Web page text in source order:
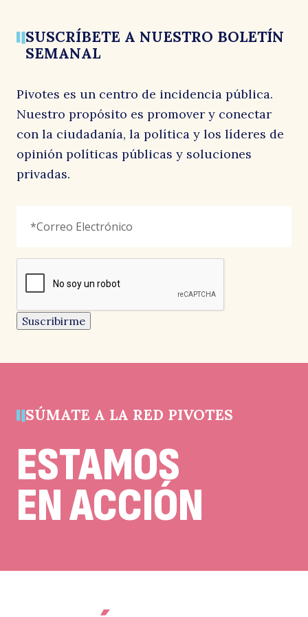
SUSCRÍBETE A NUESTRO BOLETÍN
SEMANAL
señala
campo
un
campo
de
debe
Electrónico *
reCAPTCHA
Suscribirme
Pivotes es un centro de incidencia pública.
Nuestro propósito es promover y conectar
con la ciudadanía, la política y los líderes de
opinión políticas públicas y soluciones
privadas.
SÚMATE A LA RED PIVOTES
ESTAMOS
EN ACCIÓN